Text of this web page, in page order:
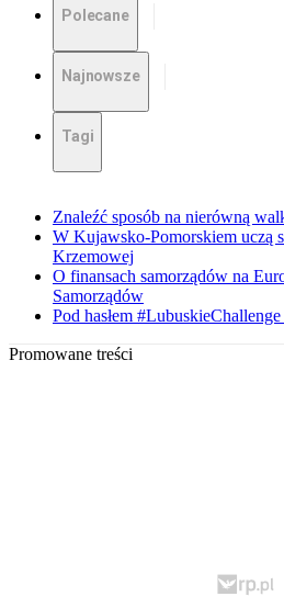
Polecane
Najnowsze
Tagi
Znaleźć sposób na nierówną
W Kujawsko-Pomorskiem uczą
Krzemowej
O finansach samorządów na
Samorządów
Pod hasłem
Promowane treści